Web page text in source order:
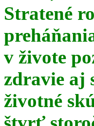
Stratené
v živote
zdravie aj
životné